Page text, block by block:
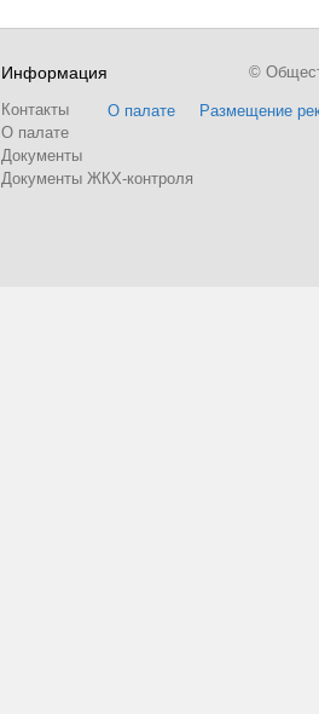
Информация
Контакты
О палате
Документы
Документы ЖКХ-контроля
О палате Размещение
©